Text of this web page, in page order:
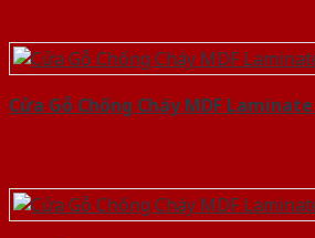
Cửa Gỗ Chống Cháy MDF Laminate